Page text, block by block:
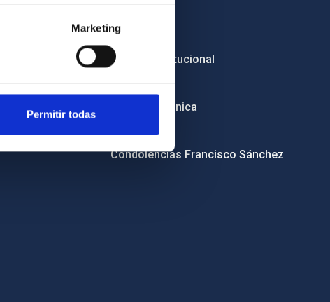
Marketing
Permitir todas
Licitaciones
Imagen institucional
RSS
Sede electrónica
Canal ético
Condolencias Francisco Sánchez